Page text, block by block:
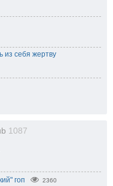
из себя жертву
1087
гоп 2360